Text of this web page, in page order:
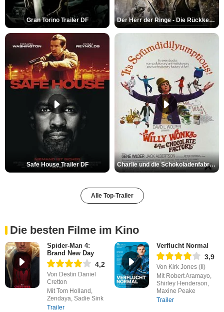
Gran Torino Trailer DF Der Herr der Ringe - Die Rückkehr des Königs Trailer OV
Safe House Trailer DF Charlie und die Schokoladenfabrik Trailer OV
Alle Top-Trailer
Die besten Filme im Kino
Spider-Man 4:
Brand New Day
4,2
Von Destin Daniel
Cretton
Mit Tom Holland,
Zendaya, Sadie Sink
Trailer
Verflucht Normal
3,9
Von Kirk Jones (II)
Mit Robert Aramayo,
Shirley Henderson,
Maxine Peake
Trailer